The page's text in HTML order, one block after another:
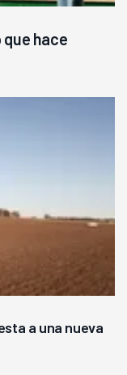
que hace
a una nueva